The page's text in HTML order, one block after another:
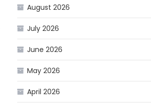
August 2026
July 2026
June 2026
May 2026
April 2026